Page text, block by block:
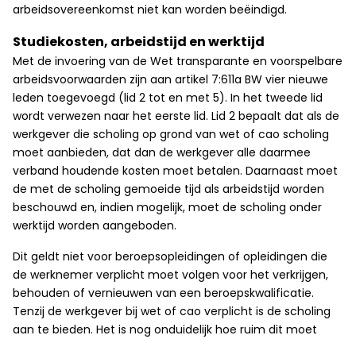
arbeidsovereenkomst niet kan worden beëindigd.
Studiekosten, arbeidstijd en werktijd
Met de invoering van de Wet transparante en voorspelbare
arbeidsvoorwaarden zijn aan artikel 7:611a BW vier nieuwe
leden toegevoegd (lid 2 tot en met 5). In het tweede lid
wordt verwezen naar het eerste lid. Lid 2 bepaalt dat als de
werkgever die scholing op grond van wet of cao scholing
moet aanbieden, dat dan de werkgever alle daarmee
verband houdende kosten moet betalen. Daarnaast moet
de met de scholing gemoeide tijd als arbeidstijd worden
beschouwd en, indien mogelijk, moet de scholing onder
werktijd worden aangeboden.
Dit geldt niet voor beroepsopleidingen of opleidingen die
de werknemer verplicht moet volgen voor het verkrijgen,
behouden of vernieuwen van een beroepskwalificatie.
Tenzij de werkgever bij wet of cao verplicht is de scholing
aan te bieden. Het is nog onduidelijk hoe ruim dit moet